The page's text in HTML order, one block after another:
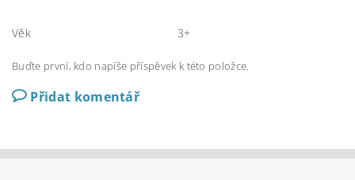
Věk 3+
Buďte první, kdo napíše příspěvek k této položce.
Přidat komentář